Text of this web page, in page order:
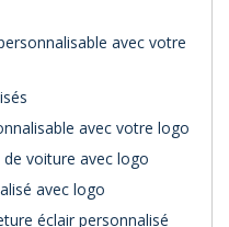
avec votre
avec votre logo
voiture avec logo
avec logo
éclair personnalisé